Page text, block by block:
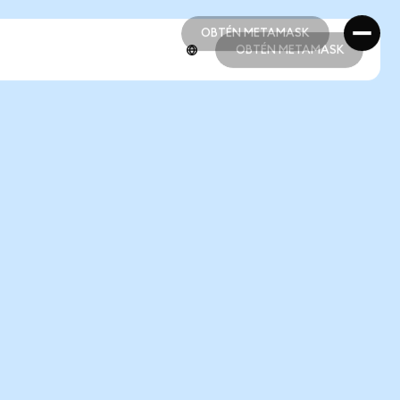
OBTÉN METAMASK
OBTÉN METAMASK
OBTÉN METAMASK